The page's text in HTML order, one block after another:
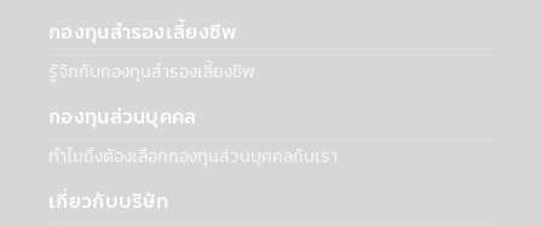
สร้างและเสนอผลิตภัณฑ์ เช่น ธนาคาร
Synchrony ที่เกี่ยวข้องกับบัญชีธนาคารของ
ท่านในกรณีที่ต้องการโอนเงินจากบัญชีของท่าน
หรือเข้าบัญชีของเท่าน สถาบันการเงินเหล่านี้
เสนอผลิตภัณฑ์ที่เกี่ยวข้องกับบริษัทเท่านั้น
• การจัดทำข้อมูลสถิติที่รวบรวมไว้กับบุคคล
กองทุนสำรองเลี้ยงชีพ
รู้จักกับกองทุนสำรองเลี้ยงชีพ
กองทุนส่วนบุคคล
ทำไมถึงต้องเลือกกองทุนส่วนบุคคลกับเรา
เกี่ยวกับบริษัท